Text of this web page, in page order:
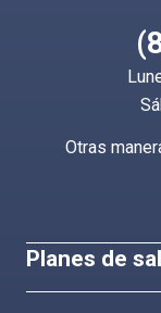
Otras
Planes de